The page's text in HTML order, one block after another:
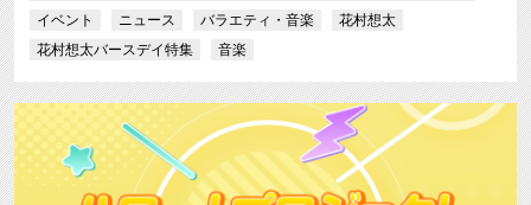
イベント ニュース バラエティ・音楽
花村想太
花村想太バースデイ特集
音楽